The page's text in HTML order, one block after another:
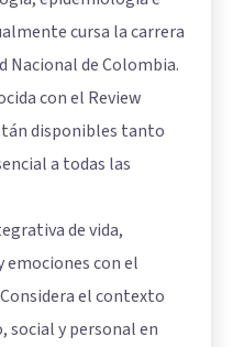
cursa la carrera
Nacional de Colombia.
con el Review
disponibles tanto
a todas las
de vida,
con el
el contexto
social y personal en